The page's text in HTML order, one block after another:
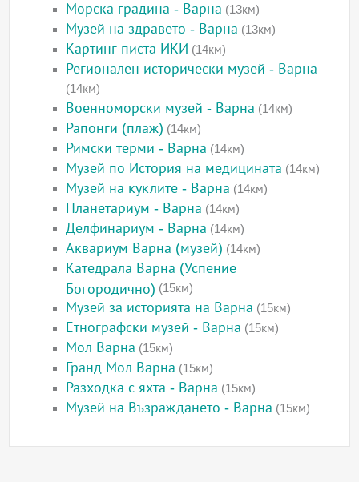
Морска градина - Варна (13км)
Музей на здравето - Варна (13км)
Картинг писта ИКИ (14км)
Регионален исторически музей - Варна
(14км)
Военноморски музей - Варна (14км)
Рапонги (плаж) (14км)
Римски терми - Варна (14км)
Музей по История на медицината (14км)
Музей на куклите - Варна (14км)
Планетариум - Варна (14км)
Делфинариум - Варна (14км)
Аквариум Варна (музей) (14км)
Катедрала Варна (Успение
Богородично) (15км)
Музей за историята на Варна (15км)
Етнографски музей - Варна (15км)
Мол Варна (15км)
Гранд Мол Варна (15км)
Разходка с яхта - Варна (15км)
Музей на Възраждането - Варна (15км)